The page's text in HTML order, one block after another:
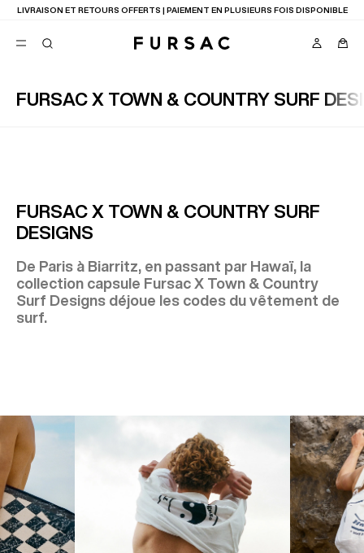
LAST CHANCE: JUSQU'A -50% SUR NOTRE SÉLECTION
FURSAC X TOWN & COUNTRY SURF
FURSAC X TOWN & COUNTRY SURF
DESIGNS
De Paris à Biarritz, en passant par Hawaï, la
collection capsule Fursac X Town & Country
Surf Designs déjoue les codes du vêtement de
surf.
MEILLEURES VENTES
NOUVELLE COLLECTION
LAST CHANCE